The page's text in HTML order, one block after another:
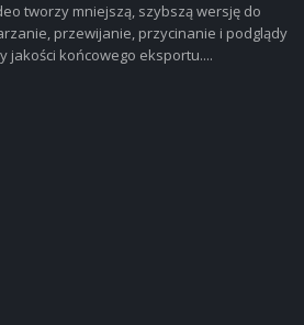
tworzy mniejszą, szybszą wersję do
przewijanie, przycinanie i podglądy
jakości końcowego eksportu....